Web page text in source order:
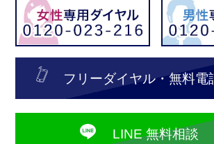
フリーダイヤル・無料電
LINE 無料相談